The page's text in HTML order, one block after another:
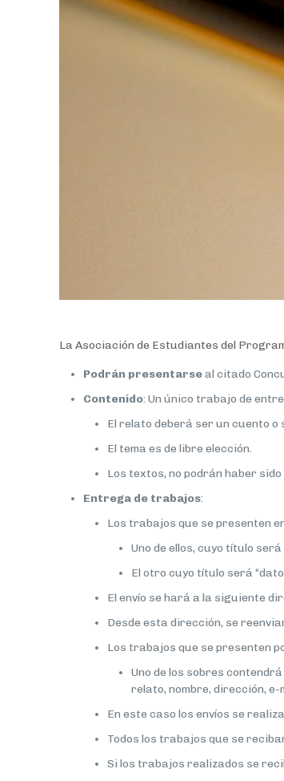
La Asociación de Estudiantes del
Podrán presentarseal citado
Contenido: Un único trabajo de
El relato deberá ser un cuento o
El tema es de libre elección.
Los textos, no podrán haber
Entrega de trabajos:
Los trabajos que se presenten
Uno de ellos, cuyo título
El otro cuyo título será
El envío se hará a la siguiente
Desde esta dirección, se
Los trabajos que se presenten
Uno de los sobres
relato, nombre, dirección,
En este caso los envíos se
Todos los trabajos que se
Si los trabajos realizados se